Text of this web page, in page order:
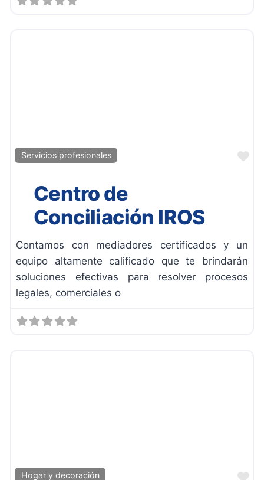
Servicios profesionales
Centro de
Conciliación IROS
Contamos con mediadores certificados y un
equipo altamente calificado que te brindarán
soluciones efectivas para resolver procesos
legales, comerciales o
Hogar y decoración